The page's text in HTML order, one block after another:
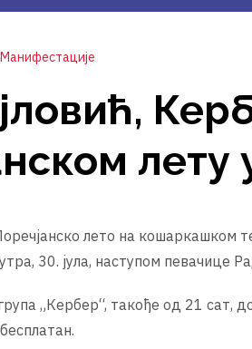
Манифестације
лету
лето на кошаркашком
30. јула, наступом певачице
„Кербер“, такође од 21